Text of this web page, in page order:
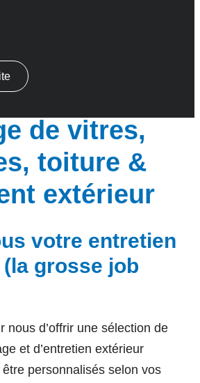
de vitres,
toiture &
extérieur
votre entretien
grosse job
nous d’offrir une sélection de
et d’entretien extérieur
personnalisés selon vos